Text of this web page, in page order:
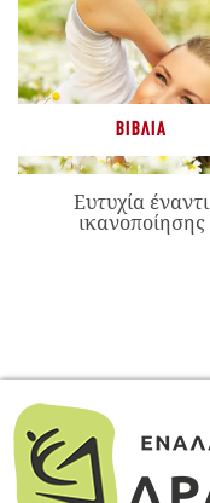
ΒΙΒΛΊΑ
Ευτυχία έναντι
ικανοποίησης